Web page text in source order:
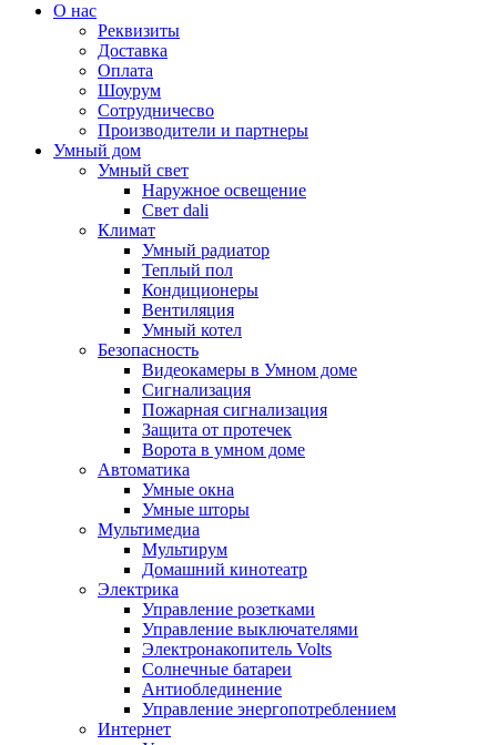
О нас
Реквизиты
Доставка
Оплата
Шоурум
Сотрудничесво
Производители и партнеры
Умный дом
Умный свет
Наружное освещение
Свет dali
Климат
Умный радиатор
Теплый пол
Кондиционеры
Вентиляция
Умный котел
Безопасность
Видеокамеры в Умном доме
Сигнализация
Пожарная сигнализация
Защита от протечек
Ворота в умном доме
Автоматика
Умные окна
Умные шторы
Мультимедиа
Мультирум
Домашний кинотеатр
Электрика
Управление розетками
Управление выключателями
Электронакопитель Volts
Солнечные батареи
Антиоблединение
Управление энергопотреблением
Интернет